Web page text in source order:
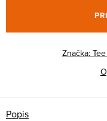
Značka:
Popis